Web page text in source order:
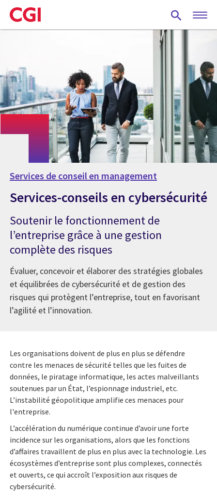
Skip
to
main
Services de conseil en management
Services-conseils en cybersécurité
Soutenir le fonctionnement de
l’entreprise grâce à une gestion
complète des risques
Évaluer, concevoir et élaborer des stratégies globales
et équilibrées de cybersécurité et de gestion des
risques qui protègent l’entreprise, tout en favorisant
l’agilité et l’innovation.
Les organisations doivent de plus en plus se défendre
contre les menaces de sécurité telles que les fuites de
données, le piratage informatique, les actes malveillants
soutenues par un État, l’espionnage industriel, etc.
L’instabilité géopolitique amplifie ces menaces pour
l'entreprise.
L’accélération du numérique continue d’avoir une forte
incidence sur les organisations, alors que les fonctions
d’affaires travaillent de plus en plus avec la technologie. Les
écosystèmes d’entreprise sont plus complexes, connectés
et ouverts, ce qui accroît l’exposition aux risques de
cybersécurité.